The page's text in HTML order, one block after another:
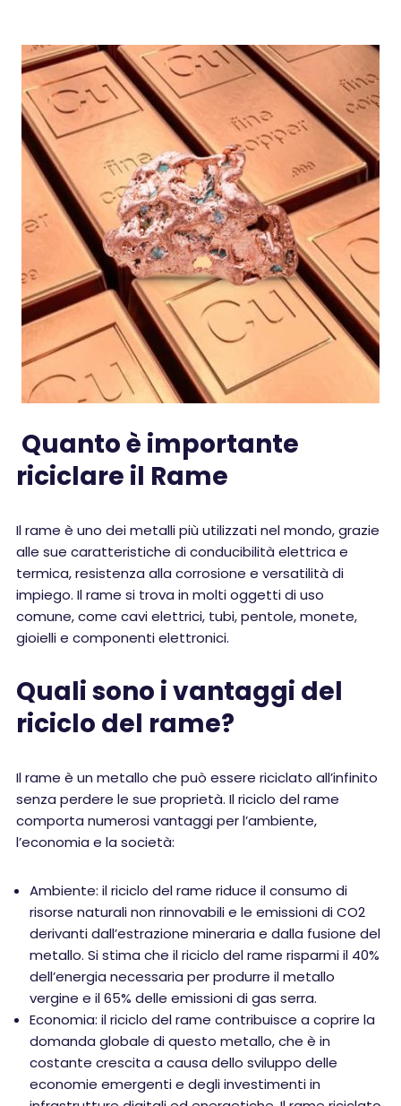
Quanto è importante
riciclare il Rame
Il rame è uno dei metalli più utilizzati nel mondo, grazie
alle sue caratteristiche di conducibilità elettrica e
termica, resistenza alla corrosione e versatilità di
impiego. Il rame si trova in molti oggetti di uso
comune, come cavi elettrici, tubi, pentole, monete,
gioielli e componenti elettronici.
Quali sono i vantaggi del
riciclo del rame?
Il rame è un metallo che può essere riciclato all’infinito
senza perdere le sue proprietà. Il riciclo del rame
comporta numerosi vantaggi per l’ambiente,
l’economia e la società:
Ambiente: il riciclo del rame riduce il consumo di
risorse naturali non rinnovabili e le emissioni di CO2
derivanti dall’estrazione mineraria e dalla fusione del
metallo. Si stima che il riciclo del rame risparmi il 40%
dell’energia necessaria per produrre il metallo
vergine e il 65% delle emissioni di gas serra.
Economia: il riciclo del rame contribuisce a coprire la
domanda globale di questo metallo, che è in
costante crescita a causa dello sviluppo delle
economie emergenti e degli investimenti in